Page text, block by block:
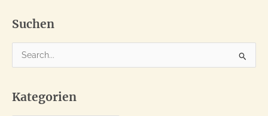
Suchen
u
h
Kategorien